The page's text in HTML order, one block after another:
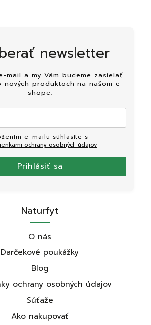
newsletter
mail a my Vám budeme zasielať
nových produktoch na našom e-
shope.
ochrany osobných údajov
Prihlásiť sa
Naturfyt
O nás
Darčekové poukážky
Blog
ochrany osobných údajov
Súťaže
Ako nakupovať